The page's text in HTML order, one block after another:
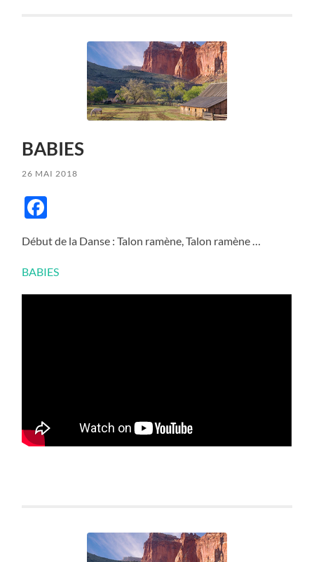
BABIES
26 MAI 2018
Début de la Danse : Talon ramène, Talon ramène …
BABIES